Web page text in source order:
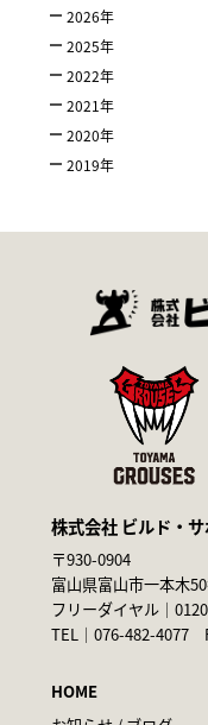
2026年
2025年
2022年
2021年
2020年
2019年
株式会社 ビルド・
〒930-0904
富山県富山市一本木
フリーダイヤル｜
TEL｜076-482-4077
HOME